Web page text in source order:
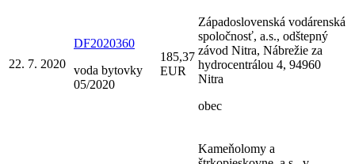
22. 7. 2020
DF2020360
voda bytovky
05/2020
185,37
EUR
Západoslovenská vodárenská
spoločnosť, a.s., odštepný
závod Nitra, Nábrežie za
hydrocentrálou 4, 94960
Nitra
obec
Kameňolomy a